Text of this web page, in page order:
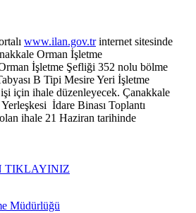
www.ilan.gov.trinternet sitesinde
Orman İşletme
İşletme Şefliği 352 nolu bölme
B Tipi Mesire Yeri İşletme
için ihale düzenleyecek. Çanakkale
İdare Binası Toplantı
ihale 21 Haziran tarihinde
TIKLAYINIZ
Müdürlüğü